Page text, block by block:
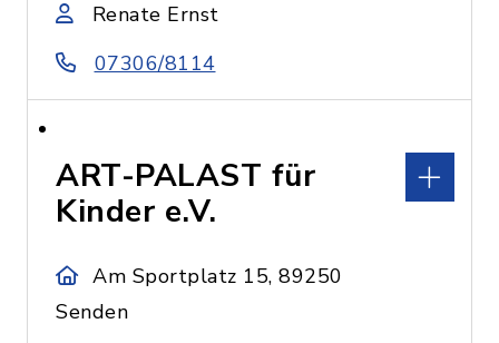
Renate Ernst
07306/8114
ART-PALAST für
Kinder e.V.
Am Sportplatz 15, 89250
Senden